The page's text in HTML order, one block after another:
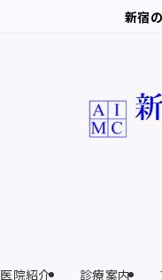
新宿
医院紹介 診療案内